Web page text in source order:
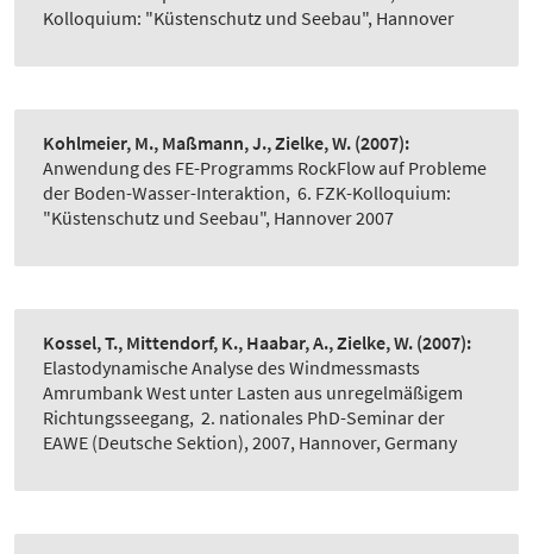
Kolloquium: "Küstenschutz und Seebau", Hannover
Kohlmeier, M., Maßmann, J., Zielke, W. (2007):
Anwendung des FE-Programms RockFlow auf Probleme
der Boden-Wasser-Interaktion, 6. FZK-Kolloquium:
"Küstenschutz und Seebau", Hannover 2007
Kossel, T., Mittendorf, K., Haabar, A., Zielke, W. (2007):
Elastodynamische Analyse des Windmessmasts
Amrumbank West unter Lasten aus unregelmäßigem
Richtungsseegang, 2. nationales PhD-Seminar der
EAWE (Deutsche Sektion), 2007, Hannover, Germany